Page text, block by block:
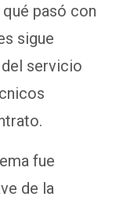
pasó con
sigue
servicio
fue
de la